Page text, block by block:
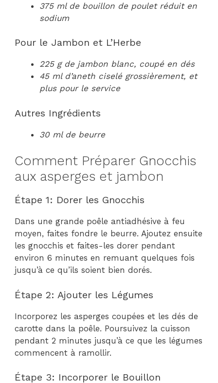
375 ml de bouillon de poulet réduit en
sodium
Pour le Jambon et L’Herbe
225 g de jambon blanc, coupé en dés
45 ml d’aneth ciselé grossièrement, et
plus pour le service
Autres Ingrédients
30 ml de beurre
Comment Préparer Gnocchis
aux asperges et jambon
Étape 1: Dorer les Gnocchis
Dans une grande poêle antiadhésive à feu
moyen, faites fondre le beurre. Ajoutez ensuite
les gnocchis et faites-les dorer pendant
environ 6 minutes en remuant quelques fois
jusqu’à ce qu’ils soient bien dorés.
Étape 2: Ajouter les Légumes
Incorporez les asperges coupées et les dés de
carotte dans la poêle. Poursuivez la cuisson
pendant 2 minutes jusqu’à ce que les légumes
commencent à ramollir.
Étape 3: Incorporer le Bouillon